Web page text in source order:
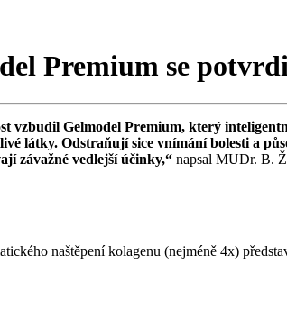
Premium se
vzbudil Gelmodel Premium, který
látky. Odstraňují sice vnímání bolesti a
závažné vedlejší účinky,“ napsal MUDr. B.
naštěpení kolagenu (nejméně 4x)